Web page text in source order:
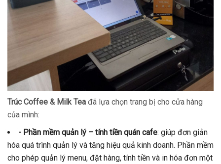
Trúc Coffee & Milk Tea đã lựa chọn trang bị cho cửa hàng
của mình:
- Phần mềm quản lý – tính tiền quán cafe: giúp đơn giản
hóa quá trình quản lý và tăng hiệu quả kinh doanh. Phần mềm
cho phép quản lý menu, đặt hàng, tính tiền và in hóa đơn một